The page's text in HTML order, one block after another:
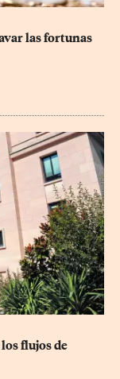
las fortunas
flujos de